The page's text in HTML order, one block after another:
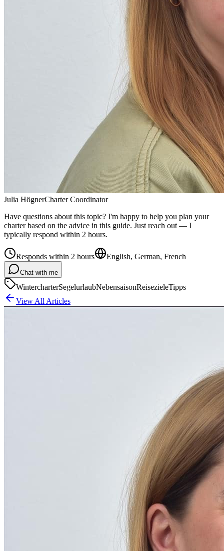
Julia HögnerCharter Coordinator
Have questions about this topic? I'm happy to help you plan your
charter based on the advice in this guide. Just reach out — I
typically respond within 2 hours.
Responds within 2 hours English, German, French
Chat with me
WintercharterSegelurlaubNebensaisonReisezieleTipps
View All Articles